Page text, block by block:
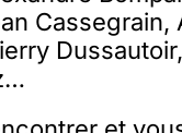
Cassegrain,